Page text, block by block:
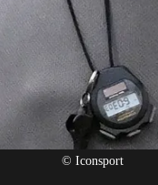
© Iconsport